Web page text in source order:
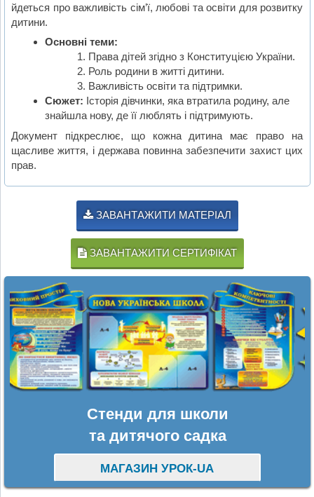
йдеться про важливість сім’ї, любові та освіти для розвитку
дитини.
Основні теми:
Права дітей згідно з Конституцією України.
Роль родини в житті дитини.
Важливість освіти та підтримки.
Сюжет: Історія дівчинки, яка втратила родину, але
знайшла нову, де її люблять і підтримують.
Документ підкреслює, що кожна дитина має право на
щасливе життя, і держава повинна забезпечити захист цих
прав.
ЗАВАНТАЖИТИ МАТЕРІАЛ
ЗАВАНТАЖИТИ СЕРТИФІКАТ
Стенди для школи
та дитячого садка
МАГАЗИН УРОК-UA